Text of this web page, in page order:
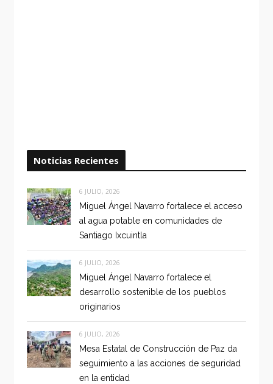
Noticias Recientes
6 JULIO, 2026
Miguel Ángel Navarro fortalece el acceso
al agua potable en comunidades de
Santiago Ixcuintla
6 JULIO, 2026
Miguel Ángel Navarro fortalece el
desarrollo sostenible de los pueblos
originarios
6 JULIO, 2026
Mesa Estatal de Construcción de Paz da
seguimiento a las acciones de seguridad
en la entidad